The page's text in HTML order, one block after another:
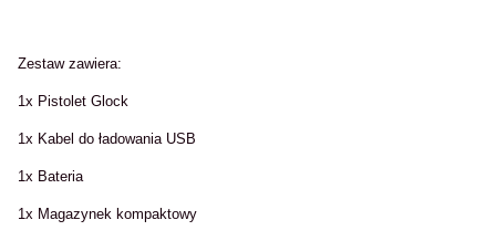
Zestaw zawiera:
1x Pistolet Glock
1x Kabel do ładowania USB
1x Bateria
1x Magazynek kompaktowy